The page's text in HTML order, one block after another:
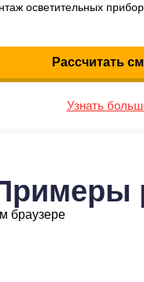
осветительных
Рассчитать
Узнать
браузере